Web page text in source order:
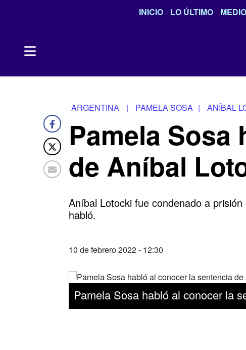
INICIO LO ÚLTIMO
ARGENTINA | PAMELA SOSA | ANÍBAL
Pamela
de Aníbal
Aníbal Lotocki fue condenado a
habló.
10 de febrero 2022 - 12:30
Pamela Sosa habló al conocer la